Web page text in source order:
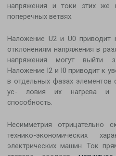
напряжения и токи этих же
поперечных ветвях.
Наложение U2 и U0 приводит
отклонениям напряжения в
напряжения могут выйти
Наложение I2 и I0 приводит к
в отдельных фазах элементов
ус- ловия их нагрева и
способность.
Несимметрия отрицательно
технико-экономических
электрических машин. Ток